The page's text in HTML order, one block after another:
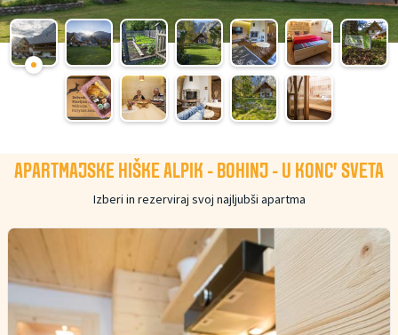
APARTMAJSKE HIŠKE ALPIK - BOHINJ - U KONC' SVETA
Izberi in rezerviraj svoj najljubši apartma